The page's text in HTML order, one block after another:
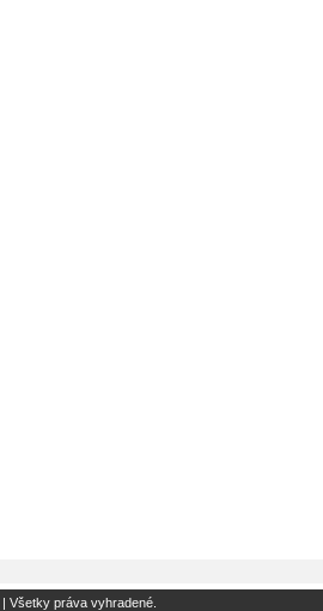
| Všetky práva vyhradené.